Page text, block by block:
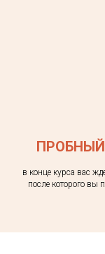
в конце курса вас
после которого вы